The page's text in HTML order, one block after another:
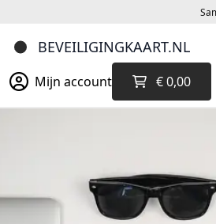
Mijn account € 0,00